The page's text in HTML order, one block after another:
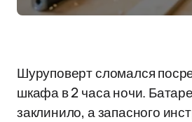
Шуруповерт сломался
шкафа в 2 часа ночи.
заклинило, а запасного